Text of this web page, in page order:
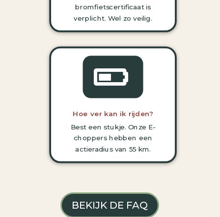
bromfietscertificaat is
verplicht. Wel zo veilig.

Hoe ver kan ik rijden?
Best een stukje. Onze E-
choppers hebben een
actieradius van 55 km.
BEKIJK DE FAQ